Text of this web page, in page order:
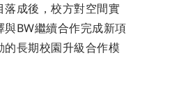
成後，校方對空間實
與BW繼續合作完成新項
的長期校園升級合作模